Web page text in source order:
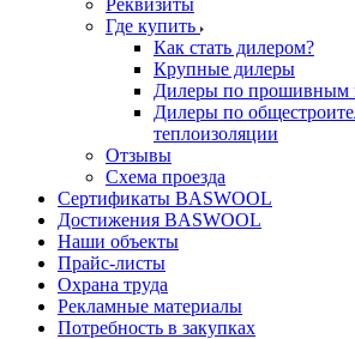
Реквизиты
Где купить
Как стать дилером?
Крупные дилеры
Дилеры по прошивным
Дилеры по
теплоизоляции
Отзывы
Схема проезда
Сертификаты BASWOOL
Достижения BASWOOL
Наши объекты
Прайс-листы
Охрана труда
Рекламные материалы
Потребность в закупках